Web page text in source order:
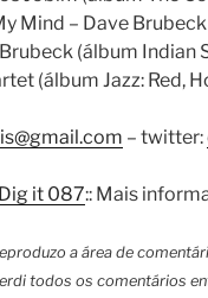
Mind – Dave
(álbum Indian
(álbum Jazz: Red,
– twitter:
it 087:: Mais
a área de
todos os comentários